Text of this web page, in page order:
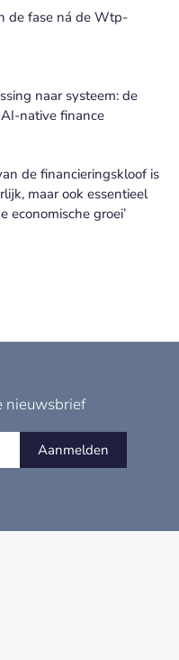
de fase ná de Wtp-
naar systeem: de
native finance
de financieringskloof is
maar ook essentieel
economische groei’
nieuwsbrief
Aanmelden